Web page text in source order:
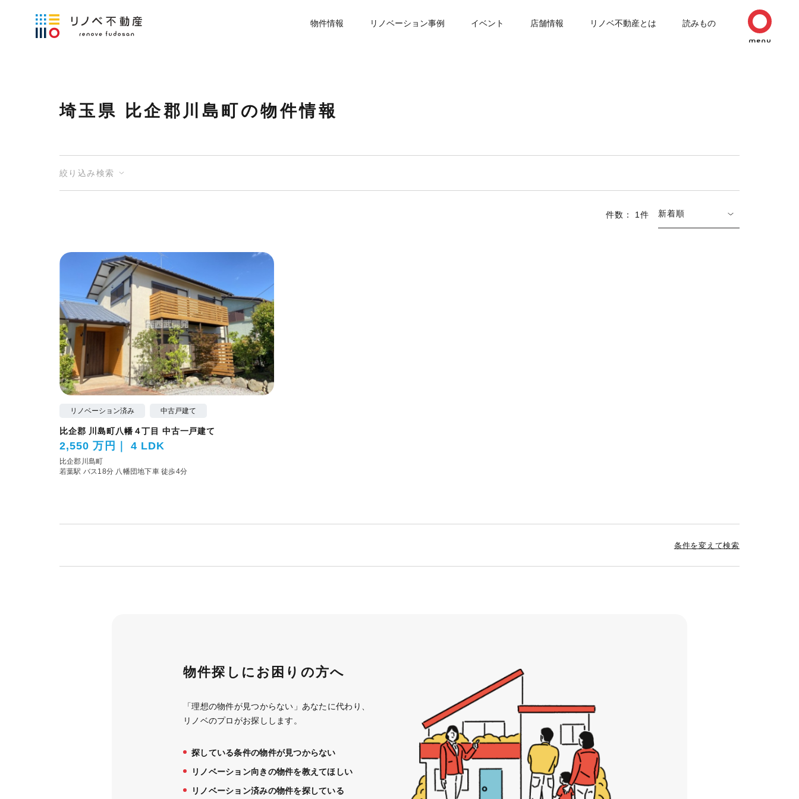
物件情報 リノベーション事例 イベント 店舗情報 リノベ不動産とは 読みもの
埼玉県 比企郡川島町の物件情報
絞り込み検索
件数： 1件 新着順
リノベーション済み 中古戸建て
比企郡 川島町八幡４丁目 中古一戸建て
2,550 万円 4 LDK
比企郡川島町
若葉駅 バス18分 八幡団地下車 徒歩4分
条件を変えて検索
物件探しにお困りの方へ
「理想の物件が見つからない」あなたに代わり、
リノベのプロがお探しします。
探している条件の物件が見つからない
リノベーション向きの物件を教えてほしい
リノベーション済みの物件を探している